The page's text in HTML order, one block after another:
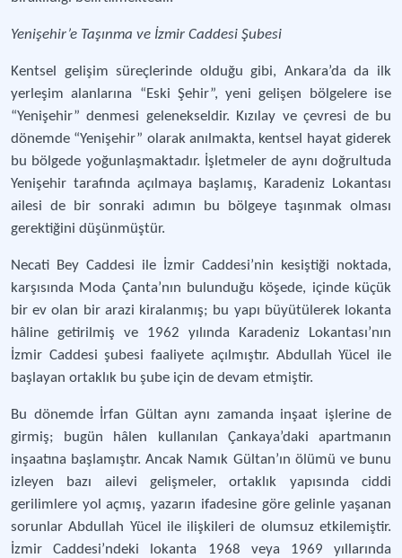
Yenişehir’e Taşınma ve İzmir Caddesi Şubesi
Kentsel gelişim süreçlerinde olduğu gibi, Ankara’da da ilk
yerleşim alanlarına “Eski Şehir”, yeni gelişen bölgelere ise
“Yenişehir” denmesi gelenekseldir. Kızılay ve çevresi de bu
dönemde “Yenişehir” olarak anılmakta, kentsel hayat giderek
bu bölgede yoğunlaşmaktadır. İşletmeler de aynı doğrultuda
Yenişehir tarafında açılmaya başlamış, Karadeniz Lokantası
ailesi de bir sonraki adımın bu bölgeye taşınmak olması
gerektiğini düşünmüştür.
Necati Bey Caddesi ile İzmir Caddesi’nin kesiştiği noktada,
karşısında Moda Çanta’nın bulunduğu köşede, içinde küçük
bir ev olan bir arazi kiralanmış; bu yapı büyütülerek lokanta
hâline getirilmiş ve 1962 yılında Karadeniz Lokantası’nın
İzmir Caddesi şubesi faaliyete açılmıştır. Abdullah Yücel ile
başlayan ortaklık bu şube için de devam etmiştir.
Bu dönemde İrfan Gültan aynı zamanda inşaat işlerine de
girmiş; bugün hâlen kullanılan Çankaya’daki apartmanın
inşaatına başlamıştır. Ancak Namık Gültan’ın ölümü ve bunu
izleyen bazı ailevi gelişmeler, ortaklık yapısında ciddi
gerilimlere yol açmış, yazarın ifadesine göre gelinle yaşanan
sorunlar Abdullah Yücel ile ilişkileri de olumsuz etkilemiştir.
İzmir Caddesi’ndeki lokanta 1968 veya 1969 yıllarında